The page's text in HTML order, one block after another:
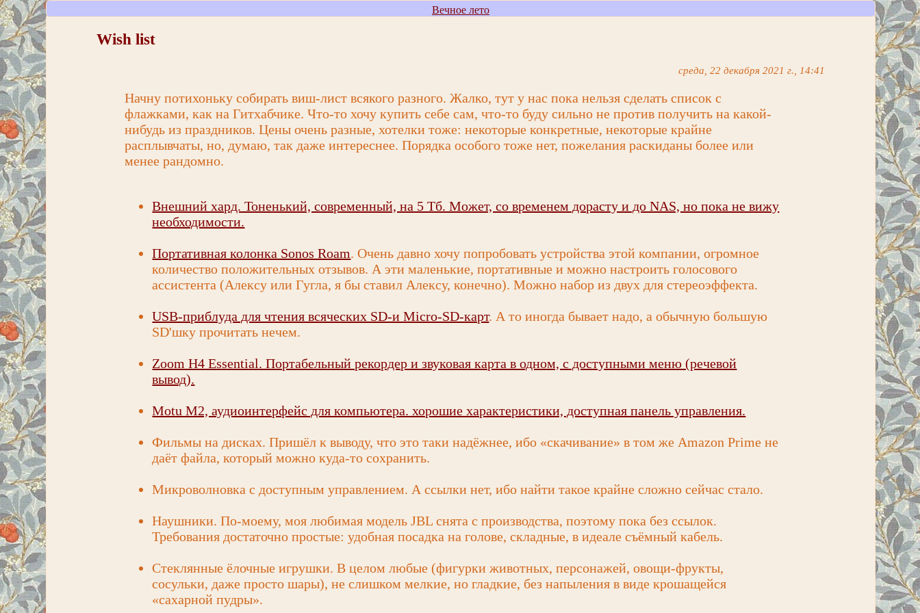
Вечное лето
Wish list
среда, 22 декабря 2021 г., 14:41
Начну потихоньку собирать виш-лист всякого разного. Жалко, тут у нас пока нельзя сделать список с
флажками, как на Гитхабчике. Что-то хочу купить себе сам, что-то буду сильно не против получить на какой-
нибудь из праздников. Цены очень разные, хотелки тоже: некоторые конкретные, некоторые крайне
расплывчаты, но, думаю, так даже интереснее. Порядка особого тоже нет, пожелания раскиданы более или
менее рандомно.
Внешний хард. Тоненький, современный, на 5 Тб. Может, со временем дорасту и до NAS, но пока не вижу
необходимости.
Портативная колонка Sonos Roam. Очень давно хочу попробовать устройства этой компании, огромное
количество положительных отзывов. А эти маленькие, портативные и можно настроить голосового
ассистента (Алексу или Гугла, я бы ставил Алексу, конечно). Можно набор из двух для стереоэффекта.
USB-приблуда для чтения всяческих SD-и Micro-SD-карт. А то иногда бывает надо, а обычную большую
SD'шку прочитать нечем.
Zoom H4 Essential. Портабельный рекордер и звуковая карта в одном, с доступными меню (речевой
вывод).
Motu M2, аудиоинтерфейс для компьютера. хорошие характеристики, доступная панель управления.
Фильмы на дисках. Пришёл к выводу, что это таки надёжнее, ибо «скачивание» в том же Amazon Prime не
даёт файла, который можно куда-то сохранить.
Микроволновка с доступным управлением. А ссылки нет, ибо найти такое крайне сложно сейчас стало.
Наушники. По-моему, моя любимая модель JBL снята с производства, поэтому пока без ссылок.
Требования достаточно простые: удобная посадка на голове, складные, в идеале съёмный кабель.
Стеклянные ёлочные игрушки. В целом любые (фигурки животных, персонажей, овощи-фрукты,
сосульки, даже просто шары), не слишком мелкие, но гладкие, без напыления в виде крошащейся
«сахарной пудры».